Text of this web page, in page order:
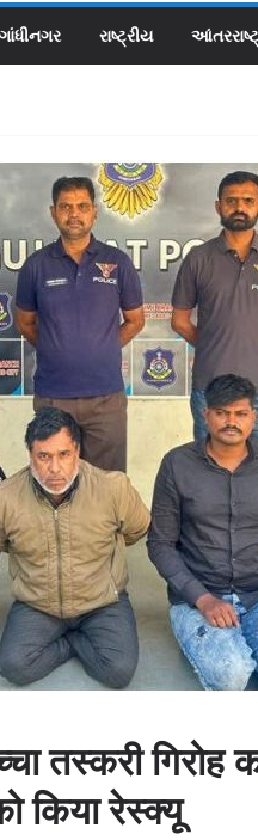
ગાંધીનગર રાષ્ટ્રીય
तस्करी गिरोह
किया रेस्क्यू